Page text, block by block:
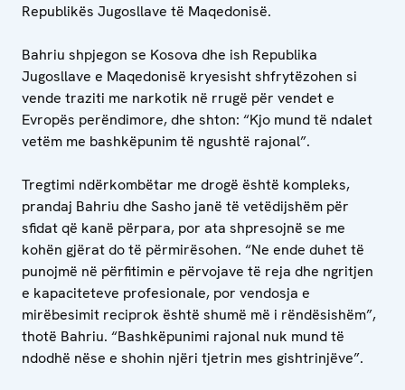
Republikës Jugosllave të Maqedonisë.
Bahriu shpjegon se Kosova dhe ish Republika
Jugosllave e Maqedonisë kryesisht shfrytëzohen si
vende traziti me narkotik në rrugë për vendet e
Evropës perëndimore, dhe shton: “Kjo mund të ndalet
vetëm me bashkëpunim të ngushtë rajonal”.
Tregtimi ndërkombëtar me drogë është kompleks,
prandaj Bahriu dhe Sasho janë të vetëdijshëm për
sfidat që kanë përpara, por ata shpresojnë se me
kohën gjërat do të përmirësohen. “Ne ende duhet të
punojmë në përfitimin e përvojave të reja dhe ngritjen
e kapaciteteve profesionale, por vendosja e
mirëbesimit reciprok është shumë më i rëndësishëm”,
thotë Bahriu. “Bashkëpunimi rajonal nuk mund të
ndodhë nëse e shohin njëri tjetrin mes gishtrinjëve”.